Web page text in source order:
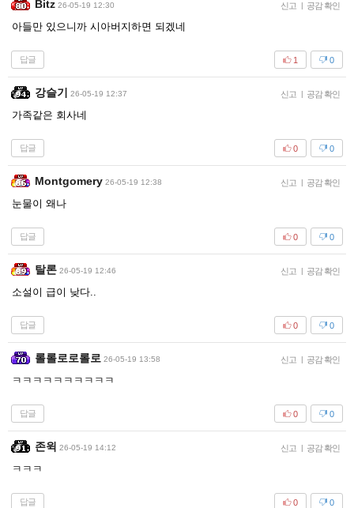
Bitz 26-05-19 12:30 신고 | 공감 확인
아들만 있으니까 시아버지하면 되겠네
답글 0
1
강슬기 26-05-19 12:37 신고 | 공감 확인
가족같은 회사네
답글 0
0
Montgomery 26-05-19 12:38 신고 | 공감 확인
눈물이 왜나
답글 0
0
탈론 26-05-19 12:46 신고 | 공감 확인
소설이 급이 낮다..
답글 0
0
롤롤로로롤로 26-05-19 13:58 신고 | 공감 확인
ㅋㅋㅋㅋㅋㅋㅋㅋㅋㅋ
답글 0
0
존윅 26-05-19 14:12 신고 | 공감 확인
ㅋㅋㅋ
답글 0
0